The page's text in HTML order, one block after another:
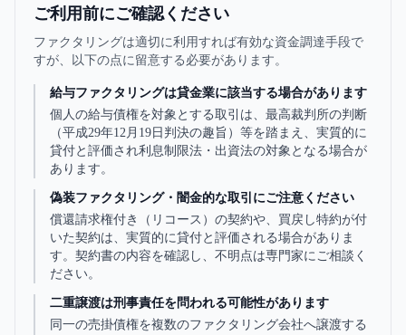
ご利用前にご確認ください
ファクタリングは適切に利用すれば有効な資金調達手段で
すが、以下の点に留意する必要があります。
給与ファクタリングは貸金業に該当する場合があります
個人の給与債権を対象とする取引は、最高裁判所の判断
（平成29年12月19日判決の趣旨）等を踏まえ、実質的に
貸付と評価され利息制限法・出資法の対象となる場合が
あります。
偽装ファクタリング・闇金的な取引にご注意ください
償還請求権付き（リコース）の契約や、買戻し特約が付
いた契約は、実質的に貸付と評価される場合がありま
す。契約書の内容を確認し、不明点は専門家にご相談く
ださい。
二重譲渡は刑事責任を問われる可能性があります
同一の売掛債権を複数のファクタリング会社へ譲渡する